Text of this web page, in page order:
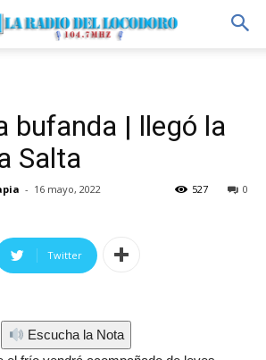
bufanda | llegó la
Salta
- 16 mayo, 2022 0
527
Twitter
Escucha la Nota